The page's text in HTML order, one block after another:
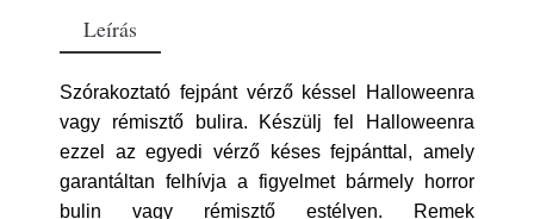
Leírás
Szórakoztató fejpánt vérző késsel Halloweenra
vagy rémisztő bulira. Készülj fel Halloweenra
ezzel az egyedi vérző késes fejpánttal, amely
garantáltan felhívja a figyelmet bármely horror
bulin vagy rémisztő estélyen. Remek